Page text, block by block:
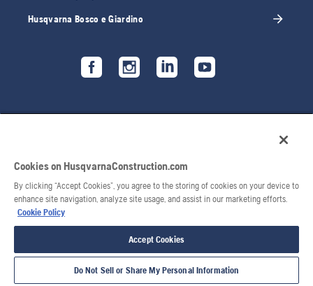
Husqvarna Bosco e Giardino
© 2026 Husqvarna AB. Tutti i diritti riservati.
Cookies on HusqvarnaConstruction.com
By clicking “Accept Cookies”, you agree to the storing of cookies on your device to
enhance site navigation, analyze site usage, and assist in our marketing efforts.
Cookie Policy
Accept Cookies
Do Not Sell or Share My Personal Information